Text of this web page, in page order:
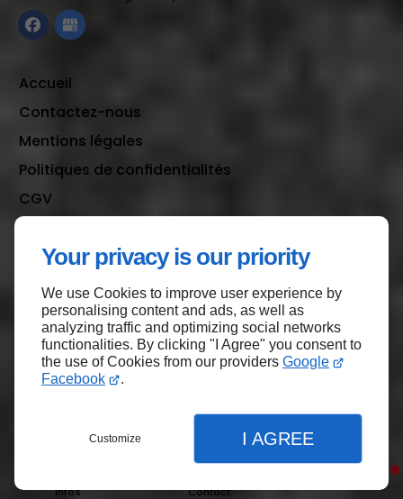
Your privacy is our priority
We use Cookies to improve user experience by
personalising content and ads, as well as
analyzing traffic and optimizing social networks
functionalities. By clicking "I Agree" you consent to
the use of Cookies from our providers Google
Facebook
.
Customize I AGREE
Infos Contact
Accueil
Contactez-nous
Mentions légales
Politiques de confidentialités
CGV
Haut de page